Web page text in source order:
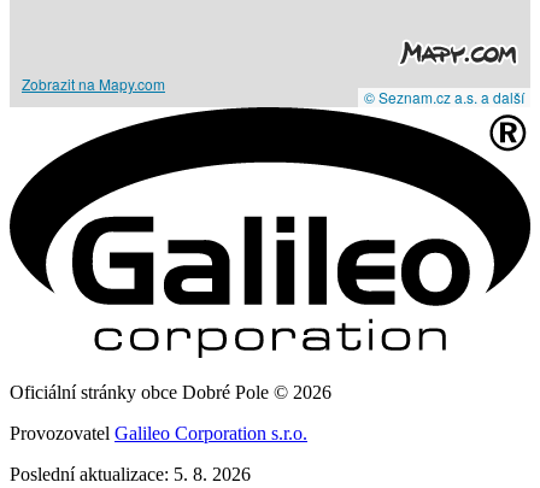
Zobrazit na Mapy.com
© Seznam.cz a.s. a další
Oficiální stránky obce Dobré Pole © 2026
Provozovatel Galileo Corporation s.r.o.
Poslední aktualizace: 5. 8. 2026